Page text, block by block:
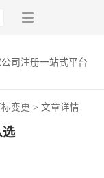
司注册一站式平台
变更 > 文章详情
选